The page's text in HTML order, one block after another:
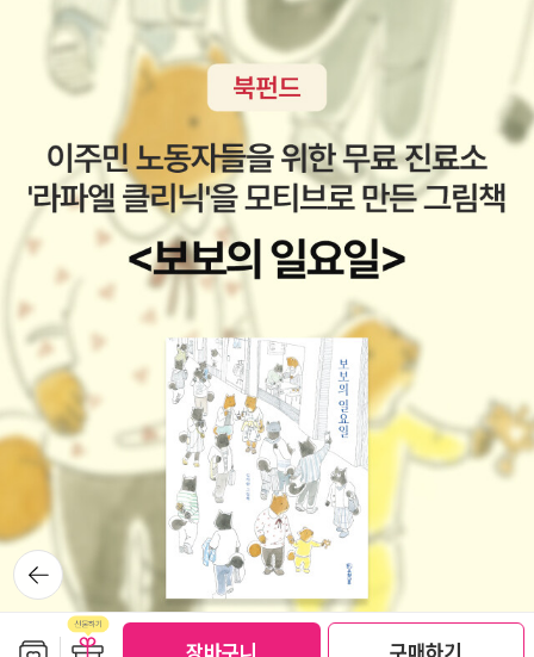
장바구니 구매하기
속을 유지한다는 명목으로 시행된 공창제는 공간의 분리를 통해 “격
리된 공간 속 여성에 대한 낙인과 폭력을 정당화(166쪽)”했지만, 여
성들은 ‘분리된 세계’에서 끊임없이 싸워왔다. 해방 후 공창제가 폐지
되었지만 여성을 구분하고 관리하는 체제는 계속되었다. 역사문제연
구소 인권위원회의 김대현 위원은 성매매 여성에게 가해지는 처벌에
형사처벌만 있지 않음을 당대의 기록을 통해 보여준다. 1961년 윤락
행위등방지법 제정으로 명목상 성매매를 금지했지만 다양한 하위법
령을 통해 성매매 여성을 관리해온 한국사회에서, 여성들이 가장 두
려워했던 것은 ‘요보호여자’로서 수용시설에 들어가는 것이었다. ‘사
상범’, ‘우범소년’ 등 사회에서 배제된 이들을 보호지도소나 소년원에
수용해 감시·관리하는 체제는 여성들에게도 동일하게 적용되었다. 서
울시립부녀보호지도소와 같은 수용시설은 ‘선도’와 ‘격리’를 통해 성
매매 여성을 관리해나갔다. 보호지도소는 ‘복지시설’이라는 명목으로
여성들을 군대식으로 훈육하고 성매매를 여성 개인의 특질로 규정해
‘치료’하고자 했다. 사실상 “시설에 수용된 여성들이 성매매 유입의
이유를 온전히 그들이 ‘윤락’한 탓으로 덤터기를 쓴다는 것(186
쪽)”이야말로 성매매 여성이 겪는 사회적 처벌이었다. 성매매를 묵인
하고 관리해온 체제는 한편으로 선도와 격리를 통해, 다른 한편으로
는 유흥업을 합법화함으로써 유지되었다. 박정미 충북대 교수는 식민
지시기부터 이어진 유흥업의 역사를 살펴보면서 한국사회가 지속해
나 갈까 싶다. 그리고 산 책. 17일인데, 4월까지 더 사면 안 되는데,
알라딘은 자꾸 천 원 이천 원 적립금을 날리고, 그거 쓰려고 사고 싶은
책 또 사고. 낸시 프레이저 <좌파의 길 - 식인 자본주의에 반대한다
> 최대한 안 사고 버티려고 했던 책이다. 또 졌다. ㅋㅋㅋ 가야트리
차크라보르티 스피박 <읽기> 감당할 수 없을 것 같아 버텼으나 적립
금 폭풍에 그만 또 졌다. 약간 충동구매 각. 비비언 고닉 <짝 없는 여
자와 도시> 이건 좀 검은 마음이 얼마간 있었다. 리뷰대회 한다고 해
서. 물론 리뷰 써서 적립금 타고 그런 적 잘 없지만(리뷰를 안 쓰므로
ㅎㅎ) 핑계 대고 산 셈. 그래도 전자책이야.ㅎㅎㅎ 김대현 외 <불처
벌> 독서모임에서 새로 시작하는 책. 전자책 구입. +++ 자, 그러니
까 3월이 아직 2주나 남았는데 나는 벌써 5권을 산 셈이네???????
ㅋㅋㅋㅋㅋㅋ 웃을 일이 아닌데 자꾸 웃음이 난다...
뒤로가
기